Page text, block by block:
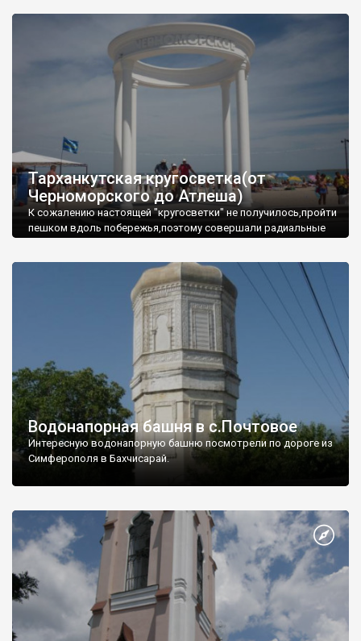
Тарханкутская кругосветка(от
Черноморского до Атлеша)
К сожалению настоящей "кругосветки" не получилось,пройти
пешком вдоль побережья,поэтому совершали радиальные
Водонапорная башня в с.Почтовое
Интересную водонапорную башню посмотрели по дороге из
Симферополя в Бахчисарай.